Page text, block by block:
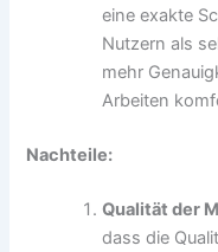
eine exakte
Nutzern als
mehr
Arbeiten
Nachteile:
Qualität der
dass die